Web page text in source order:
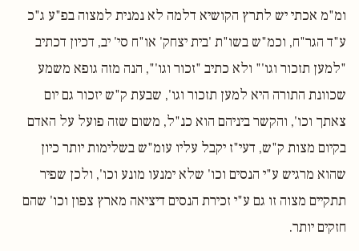
ומ"מ אכתי יש לתרץ הקושיא דלמה לא נמנית למצוה בפ"ע ג"כ
ע"ד הגר"ח, וכמ"ש בשו"ת 'בית יצחק' או"ח סי' יב, דכיון דכתיב
"למען תזכור וגו'" ולא כתיב "זכור וגו'", הנה מזה גופא משמע
שכוונת התורה היא למען תזכור וגו', שבעת ק"ש יזכור גם יום
צאתך וכו', והקשר ביניהם הוא כנ"ל, משום שזה פועל על האדם
בקיום מצות ק"ש, דעי"ז יקבל עליו עומ"ש בשלימות יותר כיון
שהוא מרגיש ע"י הנסים וכו' שלא ימנעו מונע וכו', ולכן שפיר
תתקיים מצוה זו גם ע"י זכירת הנסים דיציאה מארץ צפון וכו' שהם
חזקים יותר.